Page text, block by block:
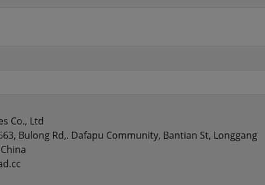
Co., Ltd
Bulong Rd,. Dafapu Community, Bantian St, Longgang